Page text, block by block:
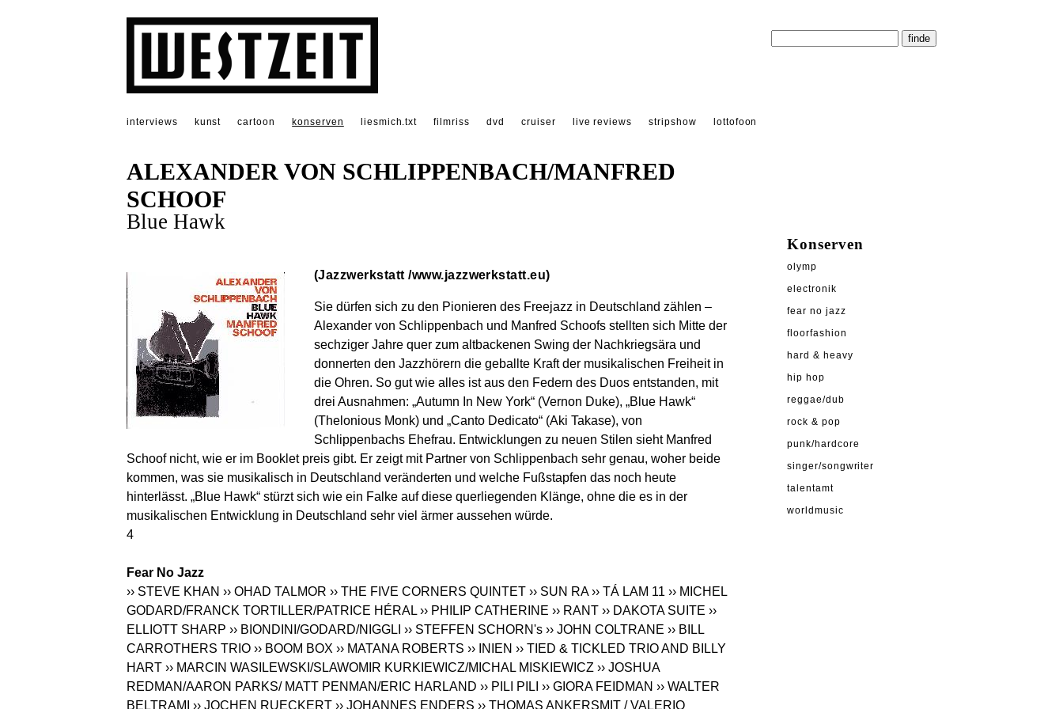
interviews kunst cartoon konserven liesmich.txt filmriss dvd cruiser live reviews stripshow lottofoon
ALEXANDER VON SCHLIPPENBACH/MANFRED
SCHOOF
Blue Hawk
(Jazzwerkstatt /www.jazzwerkstatt.eu)
Sie dürfen sich zu den Pionieren des Freejazz in Deutschland zählen –
Alexander von Schlippenbach und Manfred Schoofs stellten sich Mitte der
sechziger Jahre quer zum altbackenen Swing der Nachkriegsära und
donnerten den Jazzhörern die geballte Kraft der musikalischen Freiheit in
die Ohren. So gut wie alles ist aus den Federn des Duos entstanden, mit
drei Ausnahmen: „Autumn In New York“ (Vernon Duke), „Blue Hawk“
(Thelonious Monk) und „Canto Dedicato“ (Aki Takase), von
Schlippenbachs Ehefrau. Entwicklungen zu neuen Stilen sieht Manfred
Schoof nicht, wie er im Booklet preis gibt. Er zeigt mit Partner von Schlippenbach sehr genau, woher beide
kommen, was sie musikalisch in Deutschland veränderten und welche Fußstapfen das noch heute
hinterlässt. „Blue Hawk“ stürzt sich wie ein Falke auf diese querliegenden Klänge, ohne die es in der
musikalischen Entwicklung in Deutschland sehr viel ärmer aussehen würde.
4
Fear No Jazz
›› STEVE KHAN ›› OHAD TALMOR ›› THE FIVE CORNERS QUINTET ›› SUN RA ›› TÁ LAM 11 ›› MICHEL
GODARD/FRANCK TORTILLER/PATRICE HÉRAL ›› PHILIP CATHERINE ›› RANT ›› DAKOTA SUITE ››
ELLIOTT SHARP ›› BIONDINI/GODARD/NIGGLI ›› STEFFEN SCHORN's ›› JOHN COLTRANE ›› BILL
CARROTHERS TRIO ›› BOOM BOX ›› MATANA ROBERTS ›› INIEN ›› TIED & TICKLED TRIO AND BILLY
HART ›› MARCIN WASILEWSKI/SLAWOMIR KURKIEWICZ/MICHAL MISKIEWICZ ›› JOSHUA
REDMAN/AARON PARKS/ MATT PENMAN/ERIC HARLAND ›› PILI PILI ›› GIORA FEIDMAN ›› WALTER
BELTRAMI ›› JOCHEN RUECKERT ›› JOHANNES ENDERS ›› THOMAS ANKERSMIT / VALERIO
Konserven
olymp
electronik
fear no jazz
floorfashion
hard & heavy
hip hop
reggae/dub
rock & pop
punk/hardcore
singer/songwriter
talentamt
worldmusic